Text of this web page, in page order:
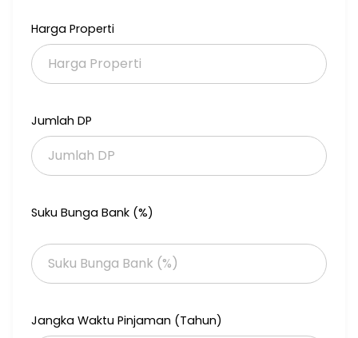
Harga Properti
Jumlah DP
Suku Bunga Bank (%)
Jangka Waktu Pinjaman (Tahun)